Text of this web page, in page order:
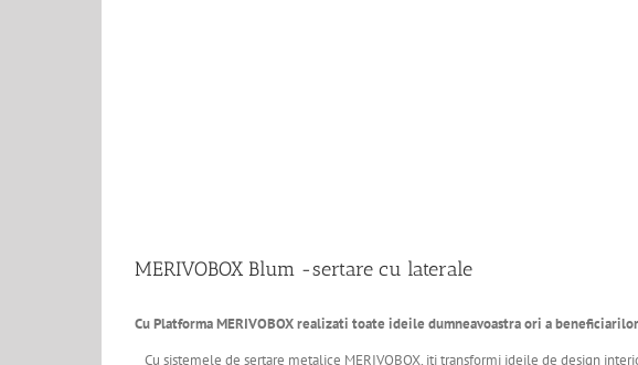
MERIVOBOX Blum -sertare cu laterale
Cu Platforma MERIVOBOX realizati toate ideile dumneavoastra ori a
Cu sistemele de sertare metalice MERIVOBOX, iti transformi ideile de design